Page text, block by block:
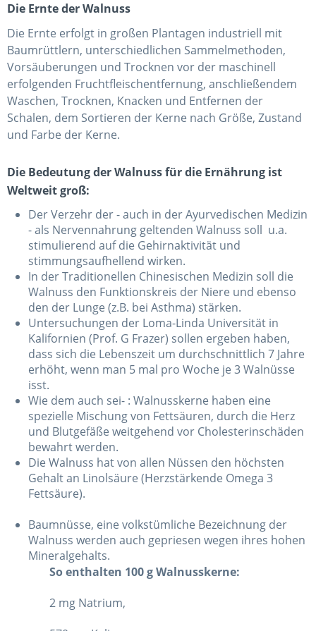
Die Ernte der Walnuss
Die Ernte erfolgt in großen Plantagen industriell mit
Baumrüttlern, unterschiedlichen Sammelmethoden,
Vorsäuberungen und Trocknen vor der maschinell
erfolgenden Fruchtfleischentfernung, anschließendem
Waschen, Trocknen, Knacken und Entfernen der
Schalen, dem Sortieren der Kerne nach Größe, Zustand
und Farbe der Kerne.
Die Bedeutung der Walnuss für die Ernährung ist
Weltweit groß:
Der Verzehr der - auch in der Ayurvedischen Medizin
- als Nervennahrung geltenden Walnuss soll u.a.
stimulierend auf die Gehirnaktivität und
stimmungsaufhellend wirken.
In der Traditionellen Chinesischen Medizin soll die
Walnuss den Funktionskreis der Niere und ebenso
den der Lunge (z.B. bei Asthma) stärken.
Untersuchungen der Loma-Linda Universität in
Kalifornien (Prof. G Frazer) sollen ergeben haben,
dass sich die Lebenszeit um durchschnittlich 7 Jahre
erhöht, wenn man 5 mal pro Woche je 3 Walnüsse
isst.
Wie dem auch sei- : Walnusskerne haben eine
spezielle Mischung von Fettsäuren, durch die Herz
und Blutgefäße weitgehend vor Cholesterinschäden
bewahrt werden.
Die Walnuss hat von allen Nüssen den höchsten
Gehalt an Linolsäure (Herzstärkende Omega 3
Fettsäure).
Baumnüsse, eine volkstümliche Bezeichnung der
Walnuss werden auch gepriesen wegen ihres hohen
Mineralgehalts.
So enthalten 100 g Walnusskerne:
2 mg Natrium,